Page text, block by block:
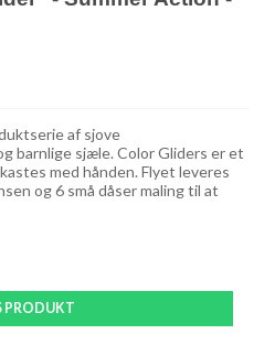
af sjove
barnlige sjæle. Color Gliders er et
med hånden. Flyet leveres
og 6 små dåser maling til at
PRODUKT